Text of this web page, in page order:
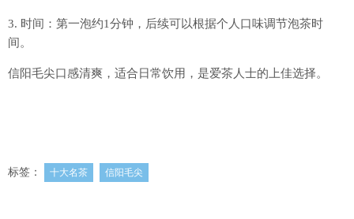
3. 时间：第一泡约1分钟，后续可以根据个人口味调节泡茶时
间。
信阳毛尖口感清爽，适合日常饮用，是爱茶人士的上佳选择。
标签： 十大名茶 信阳毛尖